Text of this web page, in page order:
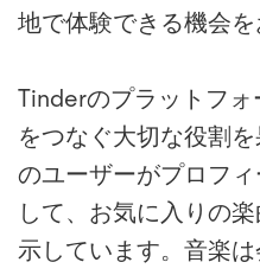
地で体験できる機会を
Tinderのプラットフ
をつなぐ大切な役割
のユーザーがプロフ
して、お気に入りの
示しています。音楽